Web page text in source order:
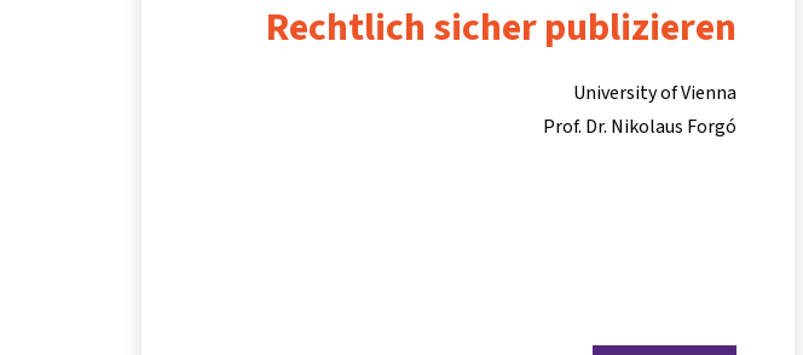
Rechtlich sicher publizieren
University of Vienna
Prof. Dr. Nikolaus Forgó